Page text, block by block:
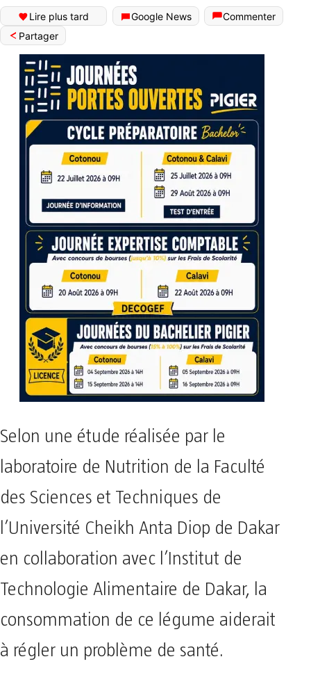
Lire plus tard Google News
Commenter
Partager
Selon une étude réalisée par le
laboratoire de Nutrition de la Faculté
des Sciences et Techniques de
l’Université Cheikh Anta Diop de Dakar
en collaboration avec l’Institut de
Technologie Alimentaire de Dakar, la
consommation de ce légume aiderait
à régler un problème de santé.